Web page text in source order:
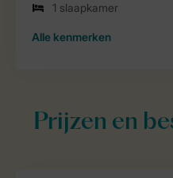
1 slaapkamer
Alle kenmerken
Prijzen en